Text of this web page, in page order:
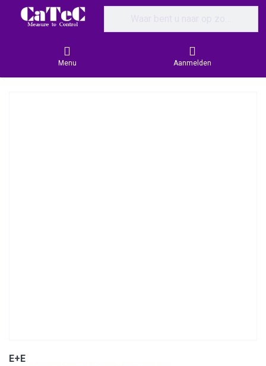
Menu Aanmelden
E+E